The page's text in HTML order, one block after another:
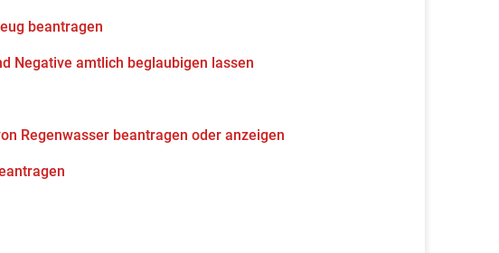
beantragen
Negative amtlich beglaubigen lassen
Regenwasser beantragen oder anzeigen